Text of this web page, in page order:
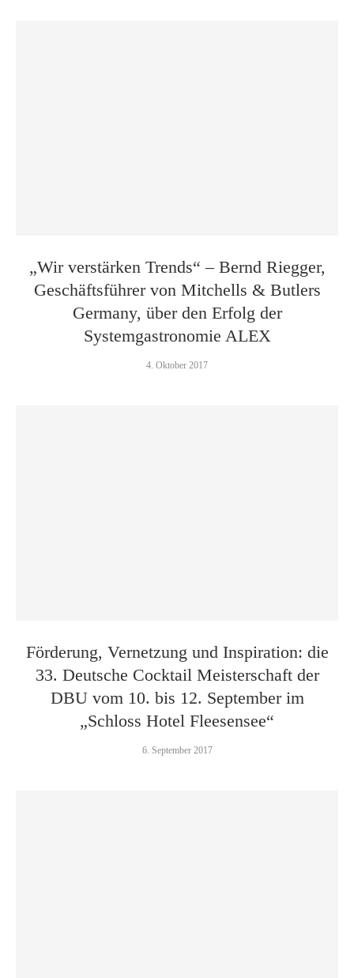
„Wir verstärken Trends“ – Bernd Riegger,
Geschäftsführer von Mitchells & Butlers
Germany, über den Erfolg der
Systemgastronomie ALEX
4. Oktober 2017
Förderung, Vernetzung und Inspiration: die
33. Deutsche Cocktail Meisterschaft der
DBU vom 10. bis 12. September im
„Schloss Hotel Fleesensee“
6. September 2017